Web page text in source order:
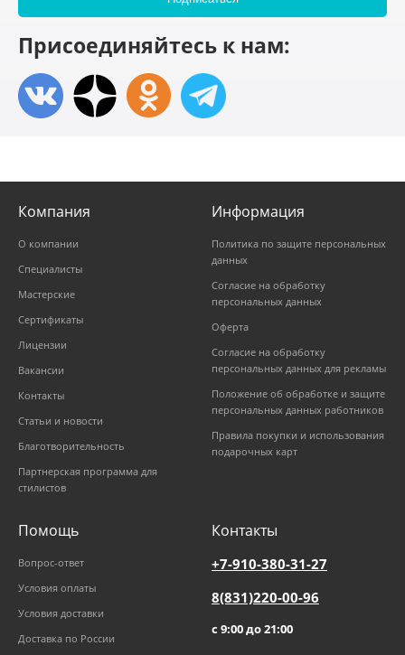
Присоединяйтесь к нам:
Компания
О компании
Специалисты
Мастерские
Сертификаты
Лицензии
Вакансии
Контакты
Статьи и новости
Благотворительность
Партнерская программа для
стилистов
Информация
Политика по защите персональных
данных
Согласие на обработку
персональных данных
Оферта
Согласие на обработку
персональных данных для рекламы
Положение об обработке и защите
персональных данных работников
Правила покупки и использования
подарочных карт
Помощь
Вопрос-ответ
Условия оплаты
Условия доставки
Доставка по России
Контакты
+7-910-380-31-27
8(831)220-00-96
с 9:00 до 21:00